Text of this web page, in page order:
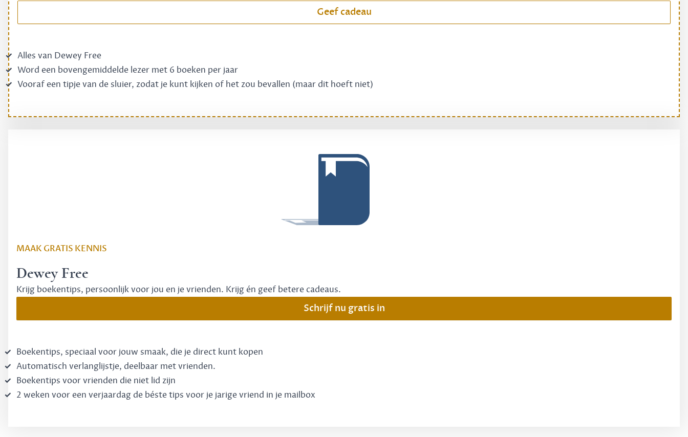
Geef cadeau
Alles van Dewey Free
Word een bovengemiddelde lezer met 6 boeken per jaar
Vooraf een tipje van de sluier, zodat je kunt kijken of het zou bevallen (maar dit hoeft niet)
MAAK GRATIS KENNIS
Dewey Free
Krijg boekentips, persoonlijk voor jou en je vrienden. Krijg én geef betere cadeaus.
Schrijf nu gratis in
Boekentips, speciaal voor jouw smaak, die je direct kunt kopen
Automatisch verlanglijstje, deelbaar met vrienden.
Boekentips voor vrienden die niet lid zijn
2 weken voor een verjaardag de béste tips voor je jarige vriend in je mailbox